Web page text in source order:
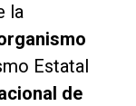
la
Estatal
de